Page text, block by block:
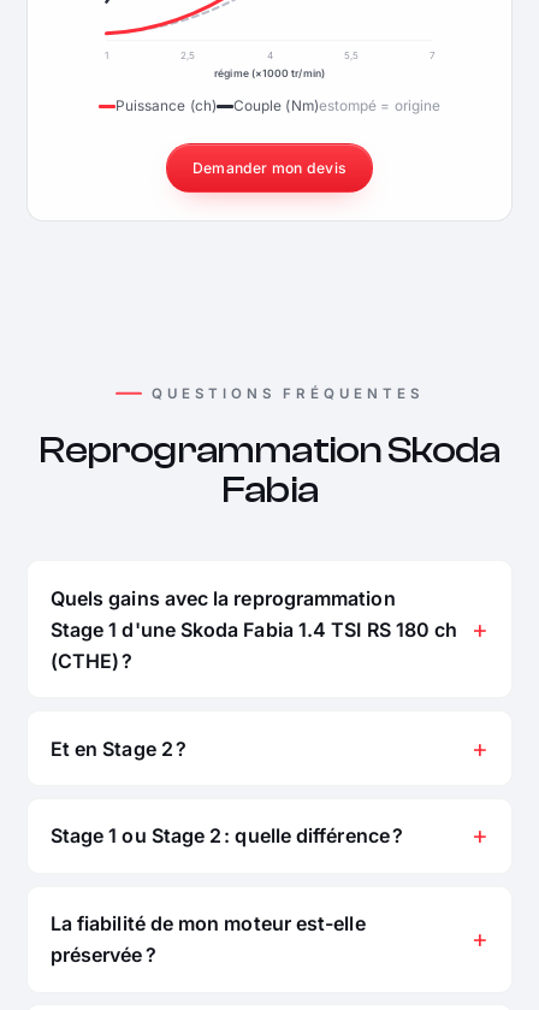
1 2,5 4 5,5
7
régime (×1000 tr/min)
Puissance (ch) Couple (Nm)estompé = origine
Demander mon devis
QUESTIONS FRÉQUENTES
Reprogrammation Skoda
Fabia
Quels gains avec la reprogrammation
Stage 1 d'une Skoda Fabia 1.4 TSI RS 180 ch
(CTHE) ?
Et en Stage 2 ?
Stage 1 ou Stage 2 : quelle différence ?
La fiabilité de mon moteur est-elle
préservée ?